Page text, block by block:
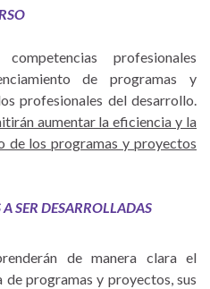
profesionales
de programas y
profesionales del desarrollo.
aumentar la eficiencia y la
de los programas y proyectos
SER DESARROLLADAS
de manera clara el
programas y proyectos, sus